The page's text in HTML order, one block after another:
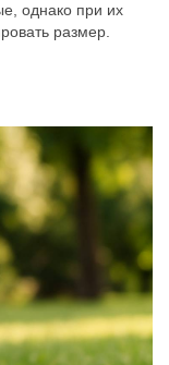
однако при их
размер.